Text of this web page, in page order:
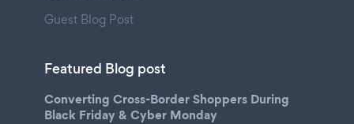
Guest Blog Post
Featured Blog post
Converting Cross-Border Shoppers During
Black Friday & Cyber Monday